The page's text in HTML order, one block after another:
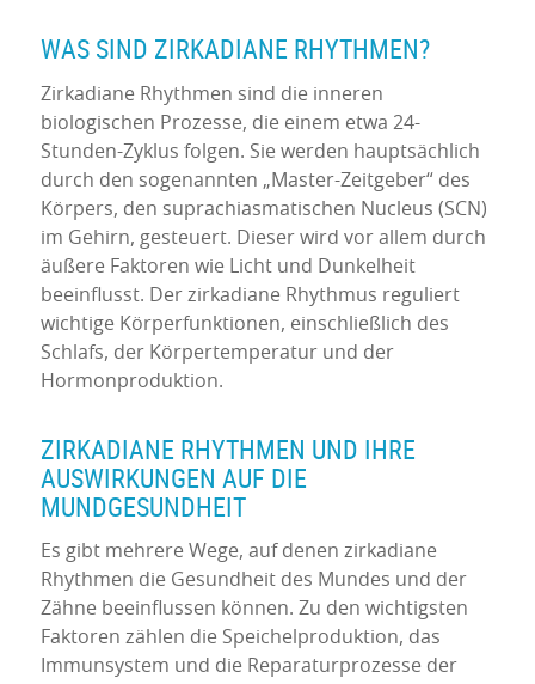
WAS SIND ZIRKADIANE RHYTHMEN?
Zirkadiane Rhythmen sind die inneren
biologischen Prozesse, die einem etwa 24-
Stunden-Zyklus folgen. Sie werden hauptsächlich
durch den sogenannten „Master-Zeitgeber“ des
Körpers, den suprachiasmatischen Nucleus (SCN)
im Gehirn, gesteuert. Dieser wird vor allem durch
äußere Faktoren wie Licht und Dunkelheit
beeinflusst. Der zirkadiane Rhythmus reguliert
wichtige Körperfunktionen, einschließlich des
Schlafs, der Körpertemperatur und der
Hormonproduktion.
ZIRKADIANE RHYTHMEN UND IHRE
AUSWIRKUNGEN AUF DIE
MUNDGESUNDHEIT
Es gibt mehrere Wege, auf denen zirkadiane
Rhythmen die Gesundheit des Mundes und der
Zähne beeinflussen können. Zu den wichtigsten
Faktoren zählen die Speichelproduktion, das
Immunsystem und die Reparaturprozesse der